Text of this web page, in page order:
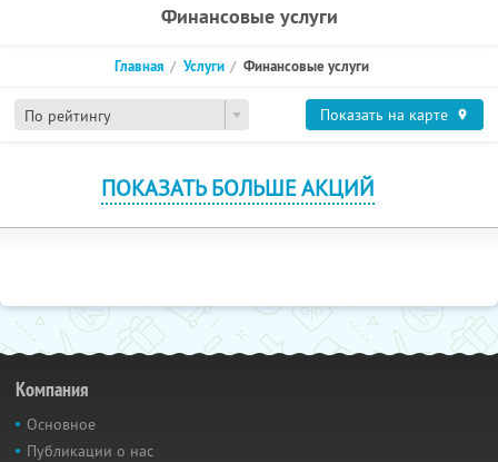
Финансовые услуги
По рейтингу
Главная Услуги Финансовые услуги
Показать на карте
ПОКАЗАТЬ БОЛЬШЕ АКЦИЙ
Компания
Основное
Публикации о нас